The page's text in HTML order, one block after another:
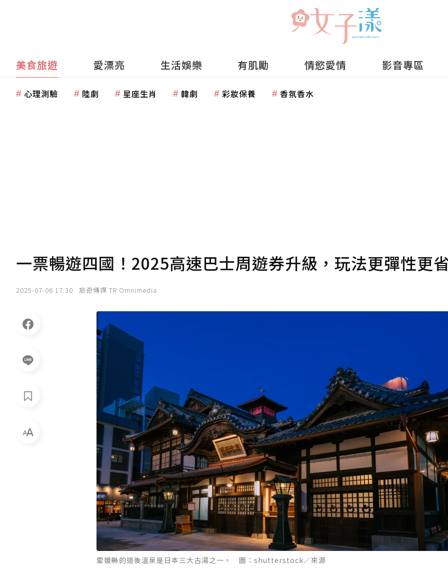
美食旅遊 愛漂亮 生活娛樂 有肌勵 情慾愛情 影音專區
心理測驗 陸劇 星座生肖 韓劇 彩妝保養 香氛香水
一票暢遊四國！2025高速巴士周遊券升級，玩法更彈性更
2025-07-06 17:30 旅奇傳媒 TR Omnimedia
愛媛縣的道後溫泉是日本三大古湯之一。 圖：shutterstock／來源